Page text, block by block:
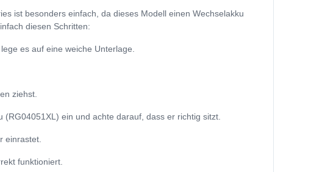
ist besonders einfach, da dieses Modell einen Wechselakku
diesen Schritten:
es auf eine weiche Unterlage.
ziehst.
ein und achte darauf, dass er richtig sitzt.
einrastet.
funktioniert.